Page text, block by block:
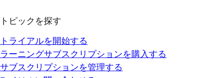
トピックを探す
トライアルを開始する
ラーニングサブスクリプションを購入する
サブスクリプションを管理する